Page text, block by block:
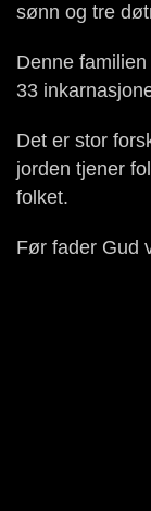
sønn og tre
Denne
33
Det er stor
jorden tjener
folket.
Før fader Gud